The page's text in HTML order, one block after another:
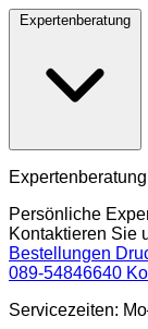
Expertenberatung
Expertenberatung
Persönliche
Kontaktieren Sie
Bestellungen
089-54846640
Servicezeiten: